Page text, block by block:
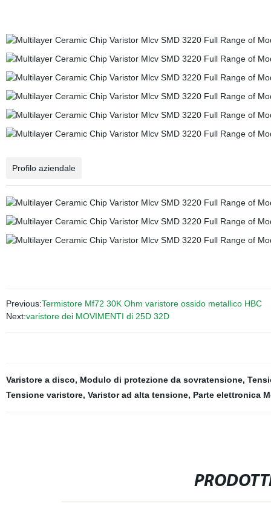
Profilo aziendale
Previous:Termistore Mf72 30K Ohm varistore ossido metallico HBC
Next:varistore dei MOVIMENTI di 25D 32D
Varistore a disco, Modulo di protezione da sovratensione,
Tensione varistore, Varistor ad alta tensione, Parte elettronica